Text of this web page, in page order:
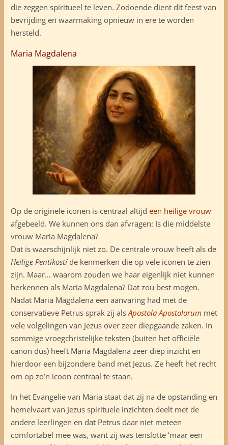
die zeggen spiritueel te leven. Zodoende dient dit feest van
bevrijding en waarmaking opnieuw in ere te worden
hersteld.
Maria Magdalena
Op de originele iconen is centraal altijd een heilige vrouw
afgebeeld. We kunnen ons dan afvragen: Is die middelste
vrouw Maria Magdalena?
Dat is waarschijnlijk niet zo. De centrale vrouw heeft als de
Heilige Pentikostíde kenmerken die op vele iconen te zien
zijn. Maar… waarom zouden we haar eigenlijk niet kunnen
herkennen als Maria Magdalena? Dat zou best mogen.
Nadat Maria Magdalena een aanvaring had met de
conservatieve Petrus sprak zij alsApostola Apostolorummet
vele volgelingen van Jezus over zeer diepgaande zaken. In
sommige vroegchristelijke teksten (buiten het officiële
canon dus) heeft Maria Magdalena zeer diep inzicht en
hierdoor een bijzondere band met Jezus. Ze heeft het recht
om op zo’n icoon centraal te staan.
In het Evangelie van Maria staat dat zij na de opstanding en
hemelvaart van Jezus spirituele inzichten deelt met de
andere leerlingen en dat Petrus daar niet meteen
comfortabel mee was, want zij was tenslotte ‘maar een